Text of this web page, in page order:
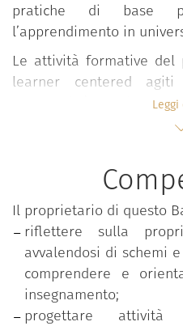
pratiche di base
l’apprendimento in
Le attività formative del
learner centered
Community)
interdisciplinare e
valori, approcci,
valorizzando l’apporto
Il percorso si snoda in
in forma modulare
workshop condotti in
esperti.
Le tematiche affrontate
Il proprietario di questo
riflettere sulla
avvalendosi di schemi
comprendere e
insegnamento;
progettare